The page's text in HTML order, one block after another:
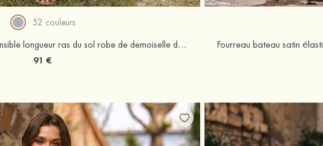
52 couleurs
Fourreau bateau satin extensible longueur ras du sol robe de demoiselle d'honneur avec plissé
91 €